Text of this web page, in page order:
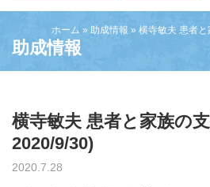
ホーム » 助成情報 » 横寺敏夫 患者
助成情報
横寺敏夫 患者と家族の
2020/9/30)
2020.7.28